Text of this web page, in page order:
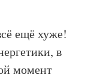
ещё хуже!
в
момент